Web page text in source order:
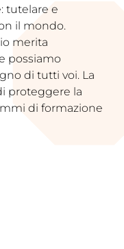
tutelare e
il mondo.
merita
possiamo
di tutti voi. La
proteggere la
di formazione